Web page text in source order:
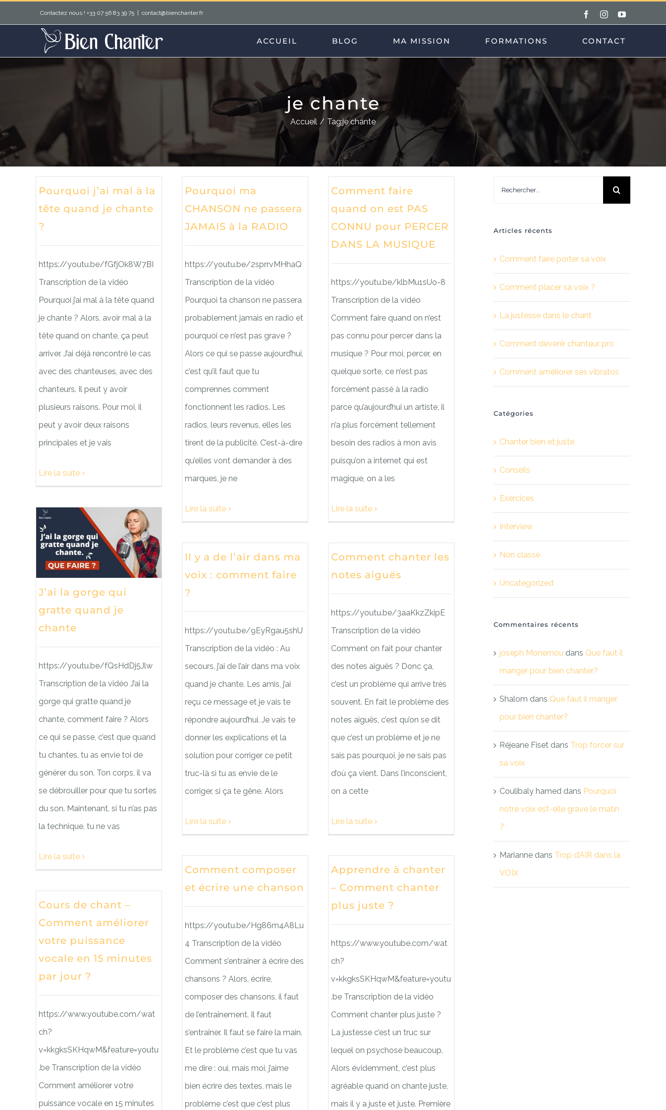
au
Contactez nous ! +33 07 56 83 39 75 | contact@bienchanter.fr FacebookInstagramYouTube
ACCUEIL BLOG MA MISSION FORMATIONS CONTACT
je chante
Accueil Tag:je chante
Pourquoi j’ai mal à la
tête quand je chante
?
https://youtu.be/fGfjOk8W7BI
Transcription de la vidéo
Pourquoi j’ai mal à la tête quand
je chante ? Alors, avoir mal à la
tête quand on chante, ça peut
arriver. J’ai déjà rencontré le cas
avec des chanteuses, avec des
chanteurs. Il peut y avoir
plusieurs raisons. Pour moi, il
peut y avoir deux raisons
principales et je vais
Lire la suite
Pourquoi ma
CHANSON ne passera
JAMAIS à la RADIO
https://youtu.be/2sprrvMHhaQ
Transcription de la vidéo
Pourquoi ta chanson ne passera
probablement jamais en radio et
pourquoi ce n’est pas grave ?
Alors ce qui se passe aujourd’hui,
c’est qu’il faut que tu
comprennes comment
fonctionnent les radios. Les
radios, leurs revenus, elles les
tirent de la publicité. C’est-à-dire
qu’elles vont demander à des
marques, je ne
Lire la suite
Comment faire
quand on est PAS
CONNU pour PERCER
DANS LA MUSIQUE
https://youtu.be/klbMu1sUo-8
Transcription de la vidéo
Comment faire quand on n’est
pas connu pour percer dans la
musique ? Pour moi, percer, en
quelque sorte, ce n’est pas
forcément passé à la radio
parce qu’aujourd’hui un artiste, il
n’a plus forcément tellement
besoin des radios à mon avis
puisqu’on a internet qui est
magique, on a les
Lire la suite
J’ai la gorge qui
chante
J’ai la gorge qui
gratte quand je
chante
https://youtu.be/fQsHdDj5Jlw
Transcription de la vidéo J’ai la
gorge qui gratte quand je
chante, comment faire ? Alors
ce qui se passe, c’est que quand
tu chantes, tu as envie toi de
générer du son. Ton corps, il va
se débrouiller pour que tu sortes
du son. Maintenant, si tu n’as pas
la technique, tu ne vas
Lire la suite
Il y a de l’air dans ma
voix : comment faire
?
https://youtu.be/9EyRgau5shU
Transcription de la vidéo : Au
secours, j’ai de l’air dans ma voix
quand je chante. Les amis, j’ai
reçu ce message et je vais te
répondre aujourd’hui. Je vais te
donner les explications et la
solution pour corriger ce petit
truc-là si tu as envie de le
corriger, si ça te gêne. Alors
Lire la suite
Comment chanter les
notes aiguës
https://youtu.be/3aaKkzZkipE
Transcription de la vidéo
Comment on fait pour chanter
des notes aiguës ? Donc ça,
c’est un problème qui arrive très
souvent. En fait le problème des
notes aiguës, c’est qu’on se dit
que c’est un problème et je ne
sais pas pourquoi, je ne sais pas
d’où ça vient. Dans l’inconscient,
on a cette
Lire la suite
Comment composer
et écrire une chanson
https://youtu.be/Hg86m4A8Lu
4 Transcription de la vidéo
Comment s’entraîner à écrire des
chansons ? Alors, écrire,
composer des chansons, il faut
de l’entraînement. Il faut
s’entraîner. Il faut se faire la main.
Et le problème c’est que tu vas
me dire : oui, mais moi, j’aime
bien écrire des textes, mais le
problème c’est que c’est plus
Apprendre à chanter
– Comment chanter
plus juste ?
https://www.youtube.com/wat
ch?
v=kkgksSKHqwM&feature=youtu
.be Transcription de la vidéo
Comment chanter plus juste ?
La justesse c’est un truc sur
lequel on psychose beaucoup.
Alors évidemment, c’est plus
agréable quand on chante juste,
mais il y a juste et juste. Première
Cours de chant –
Comment améliorer
votre puissance
vocale en 15 minutes
par jour ?
https://www.youtube.com/wat
ch?
v=kkgksSKHqwM&feature=youtu
.be Transcription de la vidéo
Comment améliorer votre
puissance vocale en 15 minutes
Articles récents
Comment faire porter sa voix
Comment placer sa voix ?
La justesse dans le chant
Comment devenir chanteur pro
Comment améliorer ses vibratos
Catégories
Chanter bien et juste
Conseils
Exercices
Interview
Non classé
Uncategorized
Commentaires récents
joseph Monemou dans Que faut il
manger pour bien chanter?
Shalom dans Que faut il manger
pour bien chanter?
Réjeane Fiset dans Trop forcer sur
sa voix
Coulibaly hamed dans Pourquoi
notre voix est-elle grave le matin
?
Marianne dans Trop d’AIR dans la
VOIX